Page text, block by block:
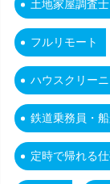
土地家屋調査士
フルリモート
ハウスクリー
鉄道乗務員・
定時で帰れる